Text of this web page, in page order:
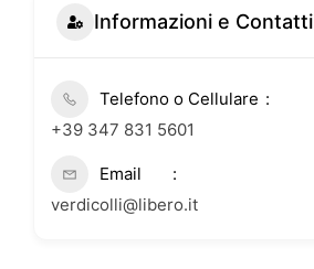
Informazioni e Contatti
Telefono o Cellulare
+39 347 831 5601
Email
verdicolli@libero.it